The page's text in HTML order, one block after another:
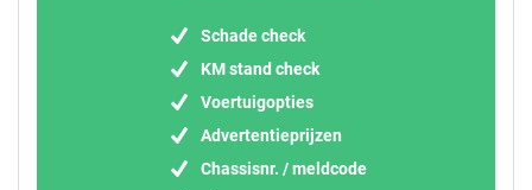
Schade check
KM stand check
Voertuigopties
Advertentieprijzen
Chassisnr. / meldcode